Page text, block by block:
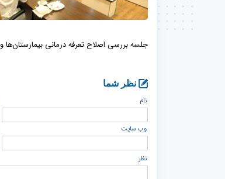
جلسه بررسی اصلاح تعرفه درمانی بیمارستان‌ها
نظر شما
نام
وب سایت
نظر